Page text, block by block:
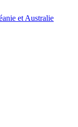
et Australie